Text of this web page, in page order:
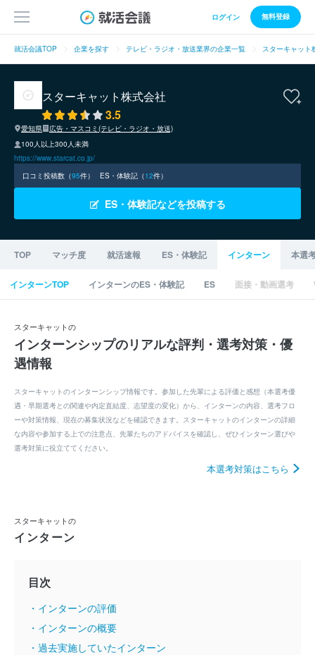
ログイン 無料登録
就活会議TOP 企業を探す テレビ・ラジオ・放送業界の企業一覧 スターキャット
スターキャット株式会社
3.5
愛知県
広告・マスコミ(テレビ・ラジオ・放送)
100人以上300人未満
https://www.starcat.co.jp/
口コミ投稿数（95件） ES・体験記（12件）
ES・体験記などを投稿する
TOP マッチ度 就活速報 ES・体験記 インターン 本選
インターンTOP インターンのES・体験記 ES 面接・動画選考
スターキャットの
インターンシップのリアルな評判・選考対策・優
遇情報
スターキャットのインターンシップ情報です。参加した先輩による評価と感想（本選考優
遇・早期選考との関連や内定直結度、志望度の変化）から、インターンの内容、選考フロ
ーや対策情報、現在の募集状況などを確認できます。スターキャットのインターンの詳細
な内容や参加する上での注意点、先輩たちのアドバイスを確認し、ぜひインターン選びや
選考対策に役立ててください。
本選考対策はこちら
スターキャットの
インターン
目次
・インターンの評価
・インターンの概要
・過去実施していたインターン